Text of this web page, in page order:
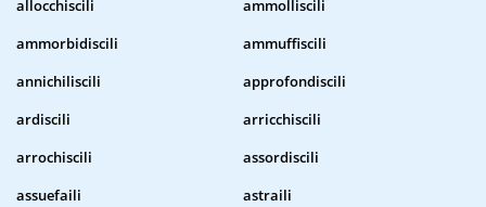
allocchiscili
ammolliscili
ammorbidiscili
ammuffiscili
annichiliscili
approfondiscili
ardiscili
arricchiscili
arrochiscili
assordiscili
assuefaili
astraili